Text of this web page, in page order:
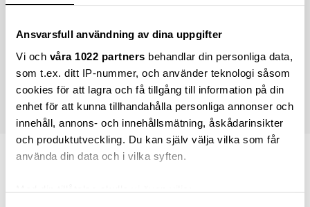
Ansvarsfull användning av dina uppgifter
Vi och våra 1022 partners behandlar din personliga data,
som t.ex. ditt IP-nummer, och använder teknologi såsom
cookies för att lagra och få tillgång till information på din
enhet för att kunna tillhandahålla personliga annonser och
innehåll, annons- och innehållsmätning, åskådarinsikter
och produktutveckling. Du kan själv välja vilka som får
använda din data och i vilka syften.
Med din tillåtelse skulle vi även vilja: